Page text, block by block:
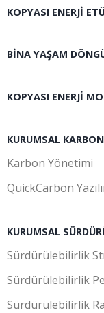
KOPYASI ENERJI
BINA YAŞAM
KOPYASI ENERJI
KURUMSAL
Karbon Yönetimi
QuickCarbon
KURUMSAL
Sürdürülebilirlik
Sürdürülebilirlik
Sürdürülebilirlik